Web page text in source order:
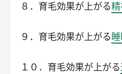
８．育毛効果が上がる
９．育毛効果が上がる
１０．育毛効果が上がる